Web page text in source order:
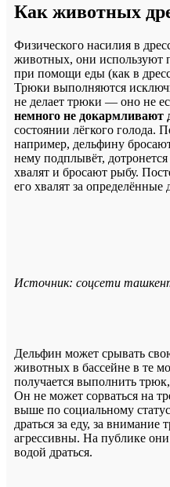
Как животных
Физического насилия в
животных, они используют
при помощи еды (как в
Трюки выполняются
не делает трюки — оно не
немного не докармливают
состоянии лёгкого голода.
например, дельфину
нему подплывёт, дотронется
хвалят и бросают рыбу.
его хвалят за определённые
Источник: соцсети
Дельфин может срывать
животных в бассейне в те
получается выполнить
Он не может сорваться на
выше по социальному
драться за еду, за внимание
агрессивны. На публике они
водой драться.